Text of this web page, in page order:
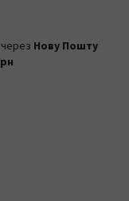
Нову Пошту